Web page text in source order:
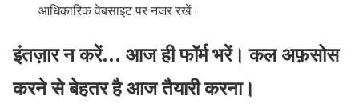
आधिकारिक वेबसाइट पर नजर रखें।
इंतज़ार न करें… आज ही फॉर्म भरें। कल अफ़सोस
करने से बेहतर है आज तैयारी करना।